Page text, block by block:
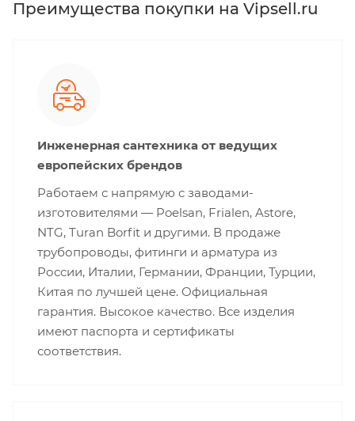
Преимущества покупки на Vipsell.ru
Инженерная сантехника от ведущих
европейских брендов
Работаем с напрямую с заводами-
изготовителями — Poelsan, Frialen, Astore,
NTG, Turan Borfit и другими. В продаже
трубопроводы, фитинги и арматура из
России, Италии, Германии, Франции, Турции,
Китая по лучшей цене. Официальная
гарантия. Высокое качество. Все изделия
имеют паспорта и сертификаты
соответствия.